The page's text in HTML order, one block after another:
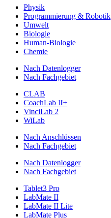
Physik
Programmierung & Robotik
Umwelt
Biologie
Human-Biologie
Chemie
Nach Datenlogger
Nach Fachgebiet
CLAB
CoachLab II+
VinciLab 2
WiLab
Nach Anschlüssen
Nach Fachgebiet
Nach Datenlogger
Nach Fachgebiet
Tablet3 Pro
LabMate II
LabMate II Lite
LabMate Plus